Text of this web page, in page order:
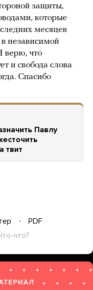
защиты,
которые
месяцев
независимой
верю, что
и свобода слова
Спасибо
Павлу
твит
PDF
что?